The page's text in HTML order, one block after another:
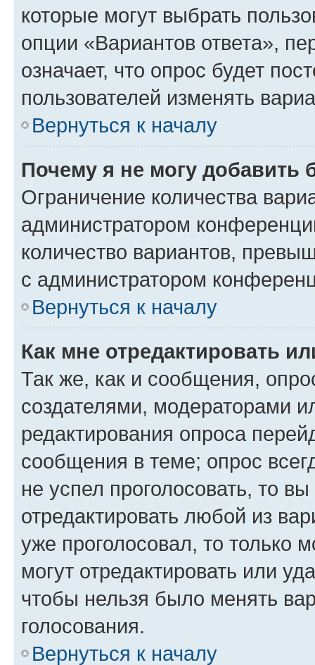
которые могут выбрать
опции «Вариантов ответа»,
означает, что опрос будет
пользователей изменять
Вернуться к началу
Почему я не могу добавить
Ограничение количества
администратором
количество вариантов,
с администратором
Вернуться к началу
Как мне отредактировать
Так же, как и сообщения,
создателями, модераторами
редактирования опроса
сообщения в теме; опрос
не успел проголосовать, то
отредактировать любой из
уже проголосовал, то только
могут отредактировать или
чтобы нельзя было менять
голосования.
Вернуться к началу